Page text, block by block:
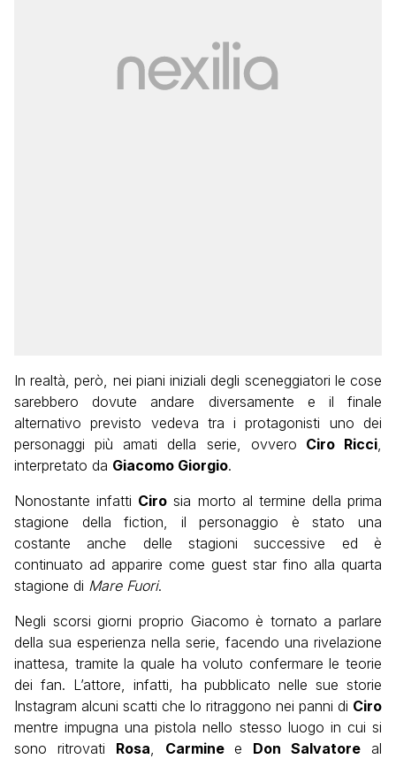
In realtà, però, nei piani iniziali degli sceneggiatori le cose
sarebbero dovute andare diversamente e il finale
alternativo previsto vedeva tra i protagonisti uno dei
personaggi più amati della serie, ovvero Ciro Ricci,
interpretato da Giacomo Giorgio.
Nonostante infatti Ciro sia morto al termine della prima
stagione della fiction, il personaggio è stato una
costante anche delle stagioni successive ed è
continuato ad apparire come guest star fino alla quarta
stagione di Mare Fuori.
Negli scorsi giorni proprio Giacomo è tornato a parlare
della sua esperienza nella serie, facendo una rivelazione
inattesa, tramite la quale ha voluto confermare le teorie
dei fan. L’attore, infatti, ha pubblicato nelle sue storie
Instagram alcuni scatti che lo ritraggono nei panni di Ciro
mentre impugna una pistola nello stesso luogo in cui si
sono ritrovati Rosa, Carminee Don Salvatore al